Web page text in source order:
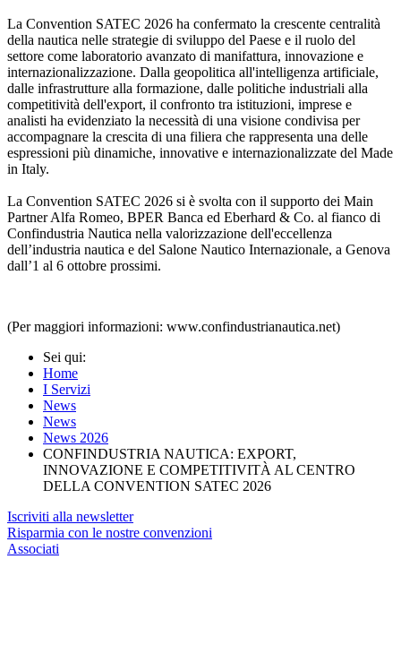
La Convention SATEC 2026 ha confermato la crescente centralità
della nautica nelle strategie di sviluppo del Paese e il ruolo del
settore come laboratorio avanzato di manifattura, innovazione e
internazionalizzazione. Dalla geopolitica all'intelligenza artificiale,
dalle infrastrutture alla formazione, dalle politiche industriali alla
competitività dell'export, il confronto tra istituzioni, imprese e
analisti ha evidenziato la necessità di una visione condivisa per
accompagnare la crescita di una filiera che rappresenta una delle
espressioni più dinamiche, innovative e internazionalizzate del Made
in Italy.
La Convention SATEC 2026 si è svolta con il supporto dei Main
Partner Alfa Romeo, BPER Banca ed Eberhard & Co. al fianco di
Confindustria Nautica nella valorizzazione dell'eccellenza
dell’industria nautica e del Salone Nautico Internazionale, a Genova
dall’1 al 6 ottobre prossimi.
(Per maggiori informazioni: www.confindustrianautica.net)
Sei qui:
Home
I Servizi
News
News
News 2026
CONFINDUSTRIA NAUTICA: EXPORT,
INNOVAZIONE E COMPETITIVITÀ AL CENTRO
DELLA CONVENTION SATEC 2026
Iscriviti alla newsletter
Risparmia con le nostre convenzioni
Associati